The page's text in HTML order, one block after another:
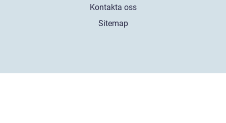
Kontakta oss
Sitemap